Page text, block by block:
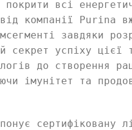
всі
компанії Purina
завдяки
секрет успіху цієї
до створення
імунітет та
сертифіковану